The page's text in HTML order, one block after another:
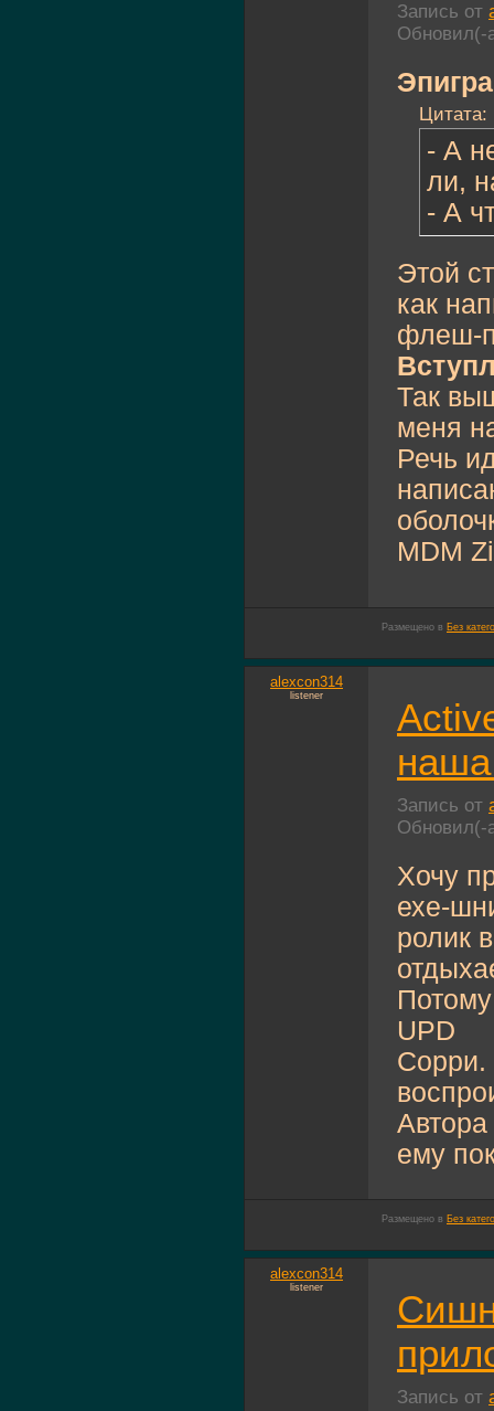
Запись от
Цитата:
- А
ли,
- А
Этой
как
флеш-
Так
меня
Речь
MDM
Размещено в Без
alexcon314
listener
наша
Запись от
Хочу
ехе-
ролик
UPD
Сорри.
ему
Размещено в Без
alexcon314
listener
Запись от